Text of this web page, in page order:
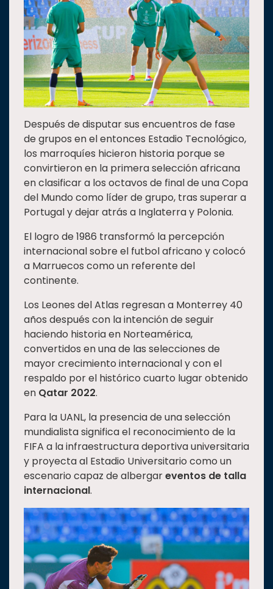
Después de disputar sus encuentros de fase
de grupos en el entonces Estadio Tecnológico,
los marroquíes hicieron historia porque se
convirtieron en la primera selección africana
en clasificar a los octavos de final de una Copa
del Mundo como líder de grupo, tras superar a
Portugal y dejar atrás a Inglaterra y Polonia.
El logro de 1986 transformó la percepción
internacional sobre el futbol africano y colocó
a Marruecos como un referente del
continente.
Los Leones del Atlas regresan a Monterrey 40
años después con la intención de seguir
haciendo historia en Norteamérica,
convertidos en una de las selecciones de
mayor crecimiento internacional y con el
respaldo por el histórico cuarto lugar obtenido
en Qatar 2022.
Para la UANL, la presencia de una selección
mundialista significa el reconocimiento de la
FIFA a la infraestructura deportiva universitaria
y proyecta al Estadio Universitario como un
escenario capaz de albergareventos de talla
internacional.